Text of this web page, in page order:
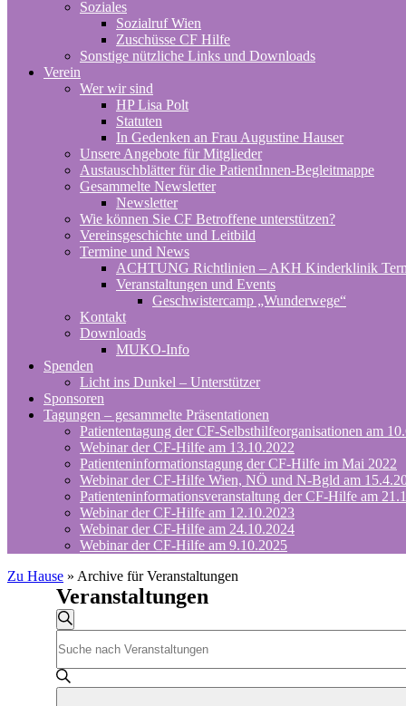
Soziales
Sozialruf Wien
Zuschüsse CF Hilfe
Sonstige nützliche Links und Downloads
Verein
Wer wir sind
HP Lisa Polt
Statuten
In Gedenken an Frau Augustine Hauser
Unsere Angebote für Mitglieder
Austauschblätter für die PatientInnen-Begleitmappe
Gesammelte Newsletter
Newsletter
Wie können Sie CF Betroffene unterstützen?
Vereinsgeschichte und Leitbild
Termine und News
ACHTUNG Richtlinien – AKH Kinderklinik
Veranstaltungen und Events
Geschwistercamp „Wunderwege“
Kontakt
Downloads
MUKO-Info
Spenden
Licht ins Dunkel – Unterstützer
Sponsoren
Tagungen – gesammelte Präsentationen
Patiententagung der CF-Selbsthilfeorganisationen am
Webinar der CF-Hilfe am 13.10.2022
Patienteninformationstagung der CF-Hilfe im Mai 2022
Webinar der CF-Hilfe Wien, NÖ und N-Bgld am
Patienteninformationsveranstaltung der CF-Hilfe am
Webinar der CF-Hilfe am 12.10.2023
Webinar der CF-Hilfe am 24.10.2024
Webinar der CF-Hilfe am 9.10.2025
Zu Hause » Archive für Veranstaltungen
Veranstaltungen
Veranstaltungen
Suche
und
Ansichten,
Suche
Schlüsselwort
eingeben.
Suche